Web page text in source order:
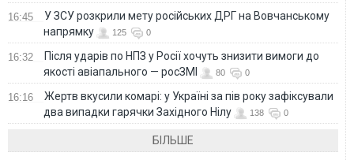
16:45
У ЗСУ розкрили мету російських ДРГ на Вовчанському
напрямку
125 0
16:32
Після ударів по НПЗ у Росії хочуть знизити вимоги до
якості авіапального — росЗМІ
80 0
16:16
Жертв вкусили комарі: у Україні за пів року зафіксували
два випадки гарячки Західного Нілу
138 0
БІЛЬШЕ